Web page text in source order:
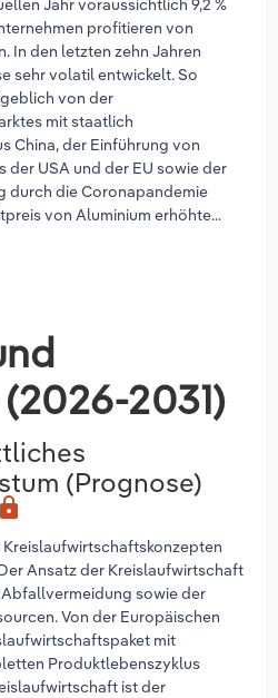
Jahr voraussichtlich 9,2 %
profitieren von
In den letzten zehn Jahren
sehr volatil entwickelt. So
von der
mit staatlich
China, der Einführung von
USA und der EU sowie der
durch die Coronapandemie
von Aluminium erhöhte...
2031)
(Prognose)
lock
Ansatz der Kreislaufwirtschaft
sowie der
Von der Europäischen
mit
Produktlebenszyklus
ist der